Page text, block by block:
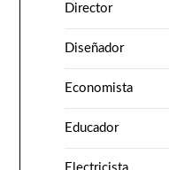
Director
Diseñador
Economista
Educador